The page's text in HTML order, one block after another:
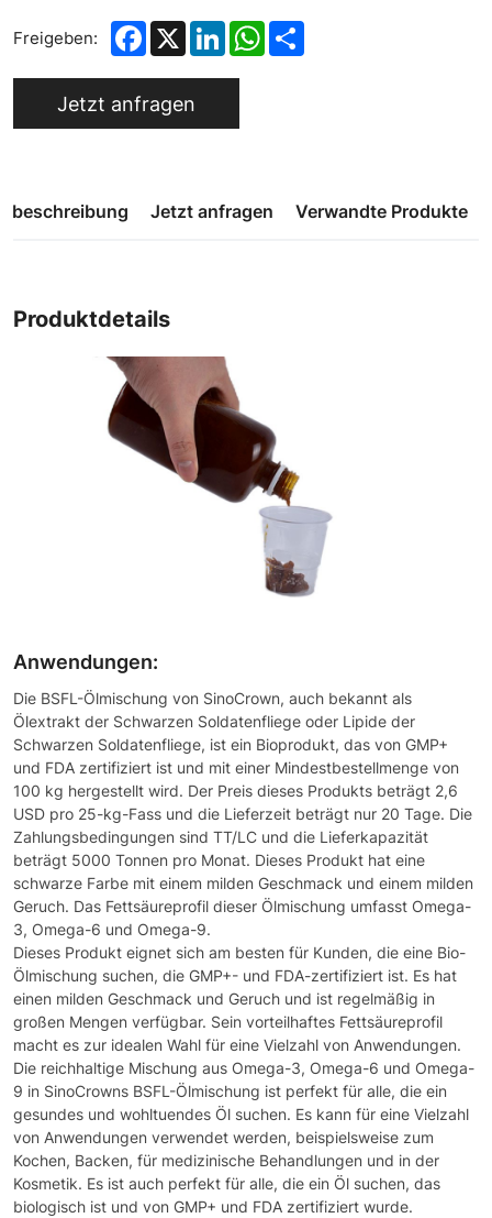
Freigeben: Facebook
X LinkedInWhatsApp
Jetzt anfragen
Jetzt anfragen Verwandte Produkte
Produktdetails
Anwendungen:
Die BSFL-Ölmischung von SinoCrown, auch bekannt als
Ölextrakt der Schwarzen Soldatenfliege oder Lipide der
Schwarzen Soldatenfliege, ist ein Bioprodukt, das von GMP+
und FDA zertifiziert ist und mit einer Mindestbestellmenge von
100 kg hergestellt wird. Der Preis dieses Produkts beträgt 2,6
USD pro 25-kg-Fass und die Lieferzeit beträgt nur 20 Tage. Die
Zahlungsbedingungen sind TT/LC und die Lieferkapazität
beträgt 5000 Tonnen pro Monat. Dieses Produkt hat eine
schwarze Farbe mit einem milden Geschmack und einem milden
Geruch. Das Fettsäureprofil dieser Ölmischung umfasst Omega-
3, Omega-6 und Omega-9.
Dieses Produkt eignet sich am besten für Kunden, die eine Bio-
Ölmischung suchen, die GMP+- und FDA-zertifiziert ist. Es hat
einen milden Geschmack und Geruch und ist regelmäßig in
großen Mengen verfügbar. Sein vorteilhaftes Fettsäureprofil
macht es zur idealen Wahl für eine Vielzahl von Anwendungen.
Die reichhaltige Mischung aus Omega-3, Omega-6 und Omega-
9 in SinoCrowns BSFL-Ölmischung ist perfekt für alle, die ein
gesundes und wohltuendes Öl suchen. Es kann für eine Vielzahl
von Anwendungen verwendet werden, beispielsweise zum
Kochen, Backen, für medizinische Behandlungen und in der
Kosmetik. Es ist auch perfekt für alle, die ein Öl suchen, das
biologisch ist und von GMP+ und FDA zertifiziert wurde.